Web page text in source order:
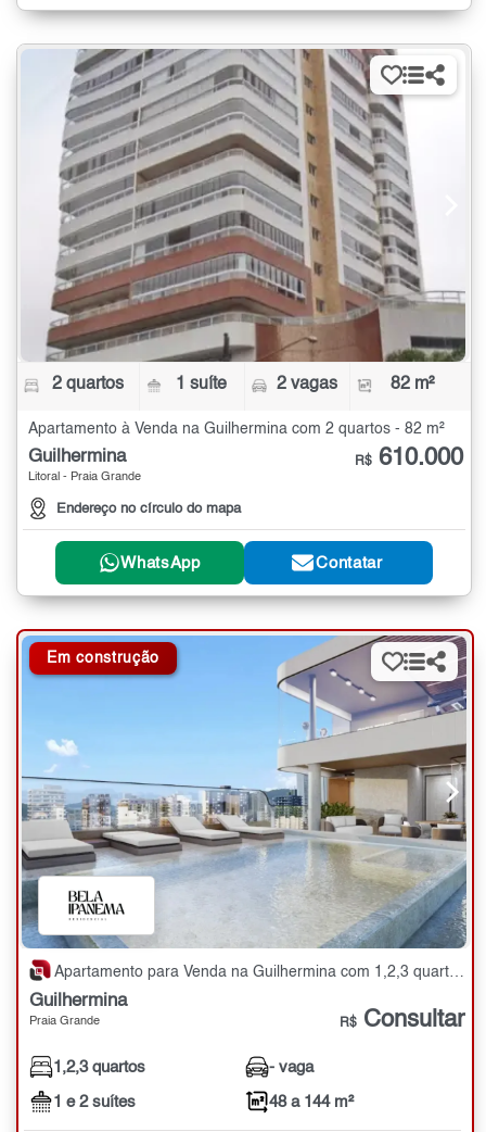
2 quartos 1 suíte 2 vagas 82 m²
Apartamento à Venda na Guilhermina com 2 quartos - 82 m²
Guilhermina
Litoral - Praia Grande
Endereço no círculo do mapa
R$ 610.000
WhatsApp Contatar
Em construção
Apartamento para Venda na Guilhermina com 1,2,3 quartos - 48 a 144 m²
Guilhermina
Praia Grande R$ Consultar
1,2,3 quartos
1 e 2 suítes
- vaga
48 a 144 m²